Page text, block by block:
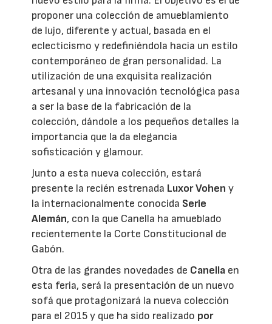
proponer una colección de amueblamiento
de lujo, diferente y actual, basada en el
eclecticismo y redefiniéndola hacia un estilo
contemporáneo de gran personalidad. La
utilización de una exquisita realización
artesanal y una innovación tecnológica pasa
a ser la base de la fabricación de la
colección, dándole a los pequeños detalles la
importancia que la da elegancia
sofisticación y glamour.
Junto a esta nueva colección, estará
presente la recién estrenada Luxor Vohen y
la internacionalmente conocida Serie
Alemán, con la que Canella ha amueblado
recientemente la Corte Constitucional de
Gabón.
Otra de las grandes novedades de Canella en
esta feria, será la presentación de un nuevo
sofá que protagonizará la nueva colección
para el 2015 y que ha sido realizado por